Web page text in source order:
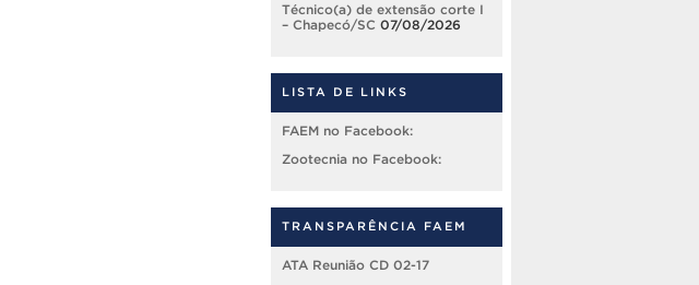
Técnico(a) de extensão corte I
– Chapecó/SC 07/08/2026
LISTA DE LINKS
FAEM no Facebook:
Zootecnia no Facebook:
TRANSPARÊNCIA FAEM
ATA Reunião CD 02-17